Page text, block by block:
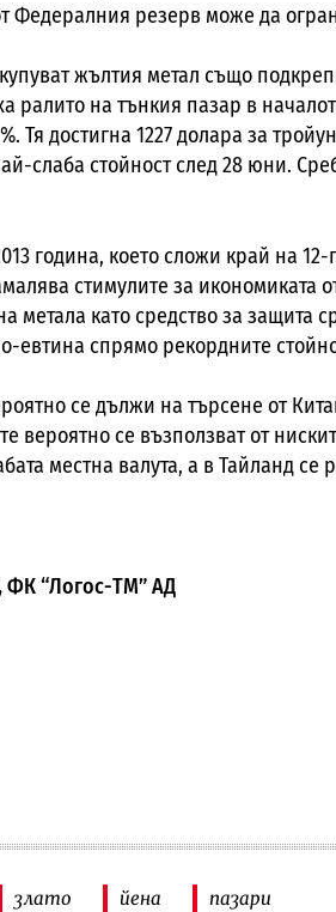
Федералния резерв може да
жълтия метал също
ралито на тънкия пазар в
Тя достигна 1227 долара за
слаба стойност след 28 юни.
година, което сложи край на
стимулите за икономиката
метала като средство за защита
евтина спрямо рекордните
се дължи на търсене от
вероятно се възползват от
местна валута, а в Тайланд се
ФК “Логос-ТМ” АД
злато йена пазари